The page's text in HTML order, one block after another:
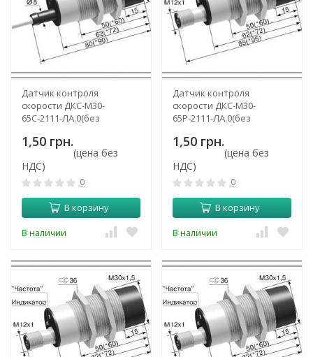
Датчик контроля
скорости ДКС-М30-
65С-2111-ЛА.0(без
1,50 грн.
(цена без
НДС)
0
В корзину
В наличии
Датчик контроля
скорости ДКС-М30-
65Р-2111-ЛА.0(без
1,50 грн.
(цена без
НДС)
0
В корзину
В наличии